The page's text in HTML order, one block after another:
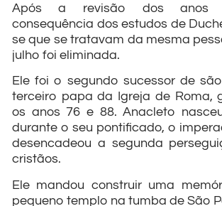
Após a revisão dos anos
consequência dos estudos de
se que se tratavam da mesma
julho foi eliminada.
Ele foi o segundo sucessor de
terceiro papa da Igreja de Roma,
os anos 76 e 88. Anacleto
durante o seu pontificado, o
desencadeou a segunda
cristãos.
Ele mandou construir uma
pequeno templo na tumba de São